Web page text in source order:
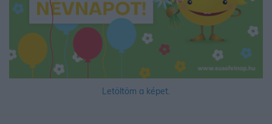
Letöltöm a képet.